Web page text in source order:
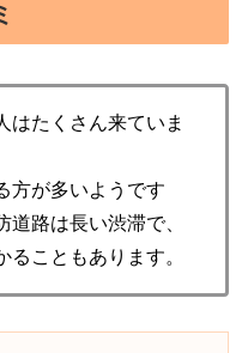
はたくさん来ていま
方が多いようです
路は長い渋滞で、
ることもあります。